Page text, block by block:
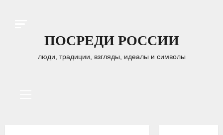
ПОСРЕДИ РОССИИ
люди, традиции, взгляды, идеалы и символы